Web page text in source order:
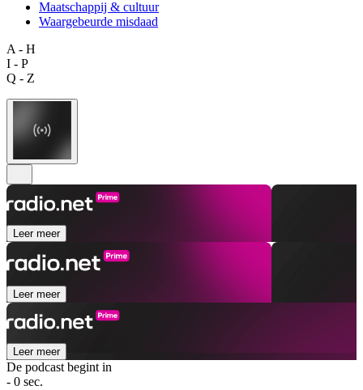
Maatschappij & cultuur
Waargebeurde misdaad
A - H
I - P
Q - Z
Leer meer
Leer meer
Leer meer
De podcast begint in
- 0 sec.